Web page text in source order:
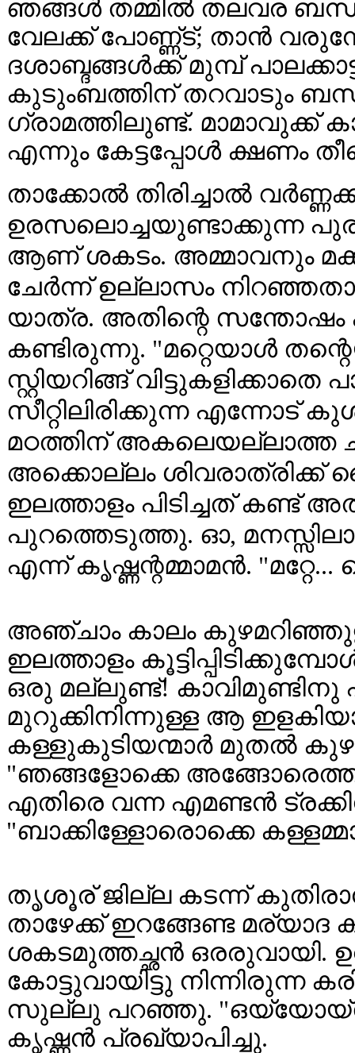
ഞങ്ങൾ തമ്മിൽ തലവര ബന്ധം
വേലക്ക് പോണ്ണ്ട്; താൻ
ദശാബ്ദങ്ങൾക്ക് മുമ്പ്
കുടുംബത്തിന് തറവാടും
ഗ്രാമത്തിലുണ്ട്.
എന്നും കേട്ടപ്പോൾ ക്ഷണം
താക്കോൽ തിരിച്ചാൽ
ഉരസലൊച്ചയുണ്ടാക്കുന്ന
ആണ് ശകടം. അമ്മാവനും
ചേർന്ന് ഉല്ലാസം
യാത്ര. അതിന്റെ സന്തോഷം
കണ്ടിരുന്നു. "മറ്റെയാൾ
സ്റ്റിയറിങ്ങ് വിട്ടുകളിക്കാതെ
സീറ്റിലിരിക്കുന്ന എന്നോട്
മഠത്തിന് അകലെയല്ലാത്ത
അക്കൊല്ലം ശിവരാത്രിക്ക്
ഇലത്താളം പിടിച്ചത് കണ്ട്
പുറത്തെടുത്തു. ഓ,
എന്ന് കൃഷ്ണന്റമ്മാമൻ.
അഞ്ചാം കാലം
ഇലത്താളം
ഒരു മല്ലുണ്ട്! കാവിമുണ്ടിനു
മുറുക്കിനിന്നുള്ള ആ
കള്ളുകുടിയന്മാർ മുതൽ
"ഞങ്ങളോക്കെ
എതിരെ വന്ന എമണ്ടൻ
"ബാക്കിള്ളോരൊക്കെ
തൃശൂര് ജില്ല കടന്ന്
താഴേക്ക് ഇറങ്ങേണ്ട മര്യാദ
ശകടമുത്തച്ഛൻ ഒരരുവായി.
കോട്ടുവായിട്ടു നിന്നിരുന്ന
സുല്ലു പറഞ്ഞു.
കൃഷ്ണൻ പ്രഖ്യാപിച്ചു.